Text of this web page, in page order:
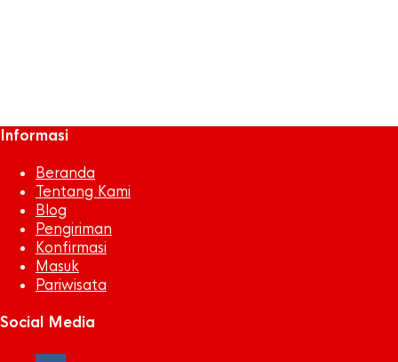
Informasi
Beranda
Tentang Kami
Blog
Pengiriman
Konfirmasi
Masuk
Pariwisata
Social Media